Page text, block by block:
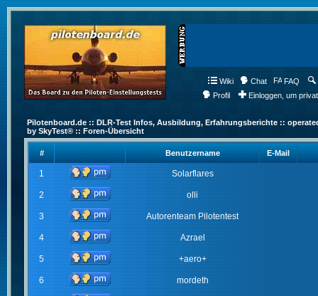
Wiki Chat FAQ
Profil
Einloggen, um
Pilotenboard.de :: DLR-Test Infos, Ausbildung, Erfahrungsberichte ::
by SkyTest® :: Foren-Übersicht
# Benutzername E-Mail
1 Solarflares
2 olli
3 Autorenteam Pilotentest
4 Azrael
5 +aero+
6 mordeth